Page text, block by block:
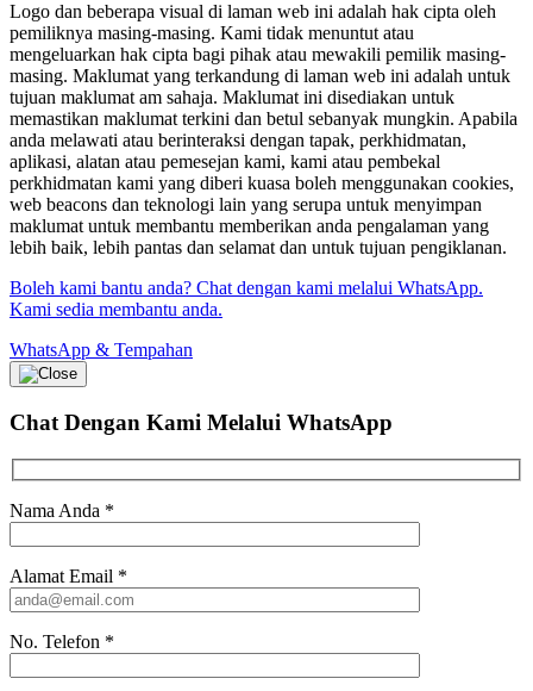
Logo dan beberapa visual di laman web ini adalah hak cipta oleh
pemiliknya masing-masing. Kami tidak menuntut atau
mengeluarkan hak cipta bagi pihak atau mewakili pemilik masing-
masing. Maklumat yang terkandung di laman web ini adalah untuk
tujuan maklumat am sahaja. Maklumat ini disediakan untuk
memastikan maklumat terkini dan betul sebanyak mungkin. Apabila
anda melawati atau berinteraksi dengan tapak, perkhidmatan,
aplikasi, alatan atau pemesejan kami, kami atau pembekal
perkhidmatan kami yang diberi kuasa boleh menggunakan cookies,
web beacons dan teknologi lain yang serupa untuk menyimpan
maklumat untuk membantu memberikan anda pengalaman yang
lebih baik, lebih pantas dan selamat dan untuk tujuan pengiklanan.
Boleh kami bantu anda? Chat dengan kami melalui WhatsApp.
Kami sedia membantu anda.
WhatsApp & Tempahan
Chat Dengan Kami Melalui WhatsApp
Nama Anda *
Alamat Email *
No. Telefon *